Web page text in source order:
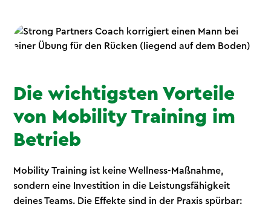
Die wichtigsten Vorteile
von Mobility Training im
Betrieb
Mobility Training ist keine Wellness-Maßnahme,
sondern eine Investition in die Leistungsfähigkeit
deines Teams. Die Effekte sind in der Praxis spürbar: